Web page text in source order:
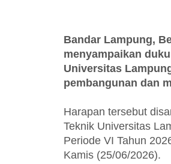
Bandar Lampung,
menyampaikan
Universitas
pembangunan dan
Harapan tersebut
Teknik Universitas
Periode VI Tahun
Kamis (25/06/2026).